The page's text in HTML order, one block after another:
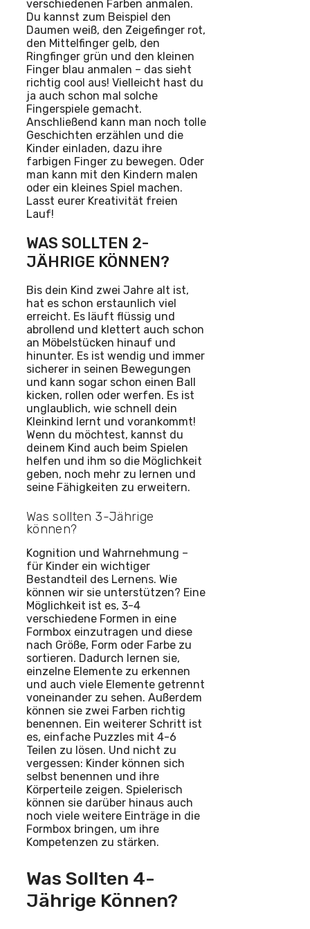
verschiedenen Farben anmalen.
Du kannst zum Beispiel den
Daumen weiß, den Zeigefinger rot,
den Mittelfinger gelb, den
Ringfinger grün und den kleinen
Finger blau anmalen – das sieht
richtig cool aus! Vielleicht hast du
ja auch schon mal solche
Fingerspiele gemacht.
Anschließend kann man noch tolle
Geschichten erzählen und die
Kinder einladen, dazu ihre
farbigen Finger zu bewegen. Oder
man kann mit den Kindern malen
oder ein kleines Spiel machen.
Lasst eurer Kreativität freien
Lauf!
WAS SOLLTEN 2-
JÄHRIGE KÖNNEN?
Bis dein Kind zwei Jahre alt ist,
hat es schon erstaunlich viel
erreicht. Es läuft flüssig und
abrollend und klettert auch schon
an Möbelstücken hinauf und
hinunter. Es ist wendig und immer
sicherer in seinen Bewegungen
und kann sogar schon einen Ball
kicken, rollen oder werfen. Es ist
unglaublich, wie schnell dein
Kleinkind lernt und vorankommt!
Wenn du möchtest, kannst du
deinem Kind auch beim Spielen
helfen und ihm so die Möglichkeit
geben, noch mehr zu lernen und
seine Fähigkeiten zu erweitern.
Was sollten 3-Jährige
können?
Kognition und Wahrnehmung –
für Kinder ein wichtiger
Bestandteil des Lernens. Wie
können wir sie unterstützen? Eine
Möglichkeit ist es, 3-4
verschiedene Formen in eine
Formbox einzutragen und diese
nach Größe, Form oder Farbe zu
sortieren. Dadurch lernen sie,
einzelne Elemente zu erkennen
und auch viele Elemente getrennt
voneinander zu sehen. Außerdem
können sie zwei Farben richtig
benennen. Ein weiterer Schritt ist
es, einfache Puzzles mit 4-6
Teilen zu lösen. Und nicht zu
vergessen: Kinder können sich
selbst benennen und ihre
Körperteile zeigen. Spielerisch
können sie darüber hinaus auch
noch viele weitere Einträge in die
Formbox bringen, um ihre
Kompetenzen zu stärken.
Was Sollten 4-
Jährige Können?